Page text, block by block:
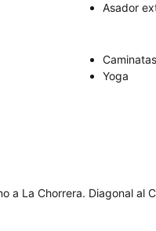
Asador
Caminatas
Yoga
a La Chorrera. Diagonal al